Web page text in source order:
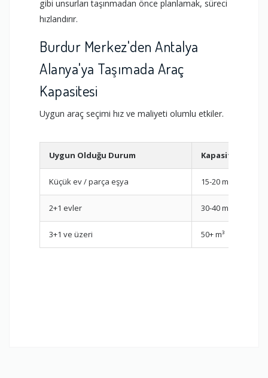
gibi unsurları taşınmadan önce planlamak, süreci
hızlandırır.
Burdur Merkez'den Antalya
Alanya'ya Taşımada Araç
Kapasitesi
Uygun araç seçimi hız ve maliyeti olumlu etkiler.
Uygun Olduğu Durum Kapasite
Küçük ev / parça eşya 15-20 m³
2+1 evler 30-40 m³
3+1 ve üzeri 50+ m³